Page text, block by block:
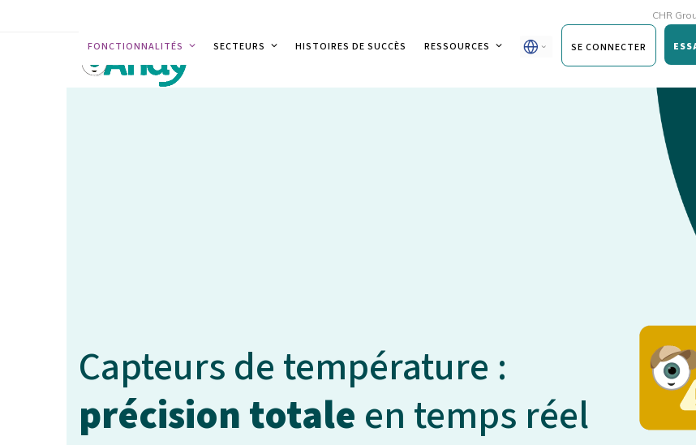
CHR Group
FONCTIONNALITÉS SECTEURS HISTOIRES DE SUCCÈS RESSOURCES SE CONNECTER
Capteurs de température :
précision totale en temps réel